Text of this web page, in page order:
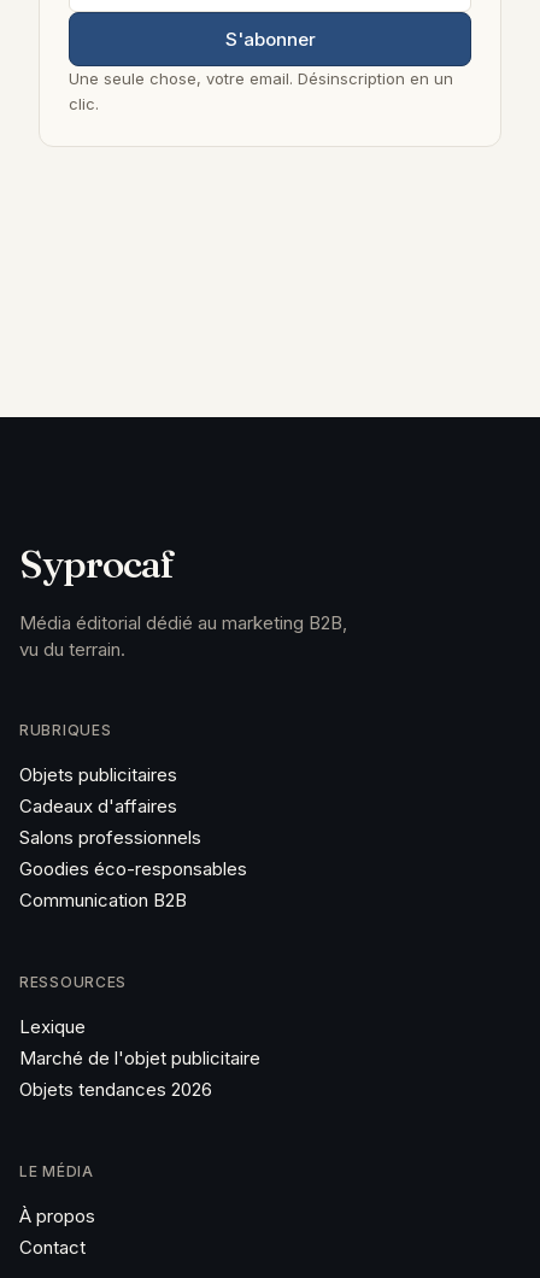
S'abonner
Une seule chose, votre email. Désinscription en un
clic.
Syprocaf
Média éditorial dédié au marketing B2B,
vu du terrain.
RUBRIQUES
Objets publicitaires
Cadeaux d'affaires
Salons professionnels
Goodies éco-responsables
Communication B2B
RESSOURCES
Lexique
Marché de l'objet publicitaire
Objets tendances 2026
LE MÉDIA
À propos
Contact